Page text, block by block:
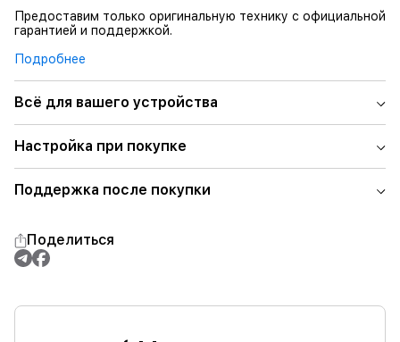
Предоставим только оригинальную технику с официальной
гарантией и поддержкой.
Подробнее
Всё для вашего устройства
Настройка при покупке
Поддержка после покупки
Поделиться